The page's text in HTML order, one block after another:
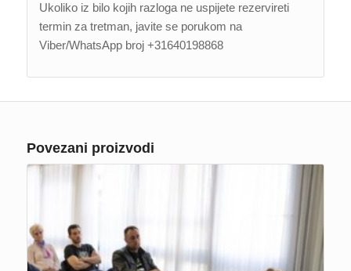
Ukoliko iz bilo kojih razloga ne uspijete rezervireti
termin za tretman, javite se porukom na
Viber/WhatsApp broj +31640198868
Povezani proizvodi